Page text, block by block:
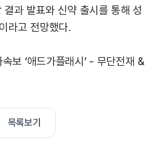
과 발표와 신약 출시를 통해 성
라고 전망했다.
보 ‘애드가플래시’ - 무단전재 &
목록보기